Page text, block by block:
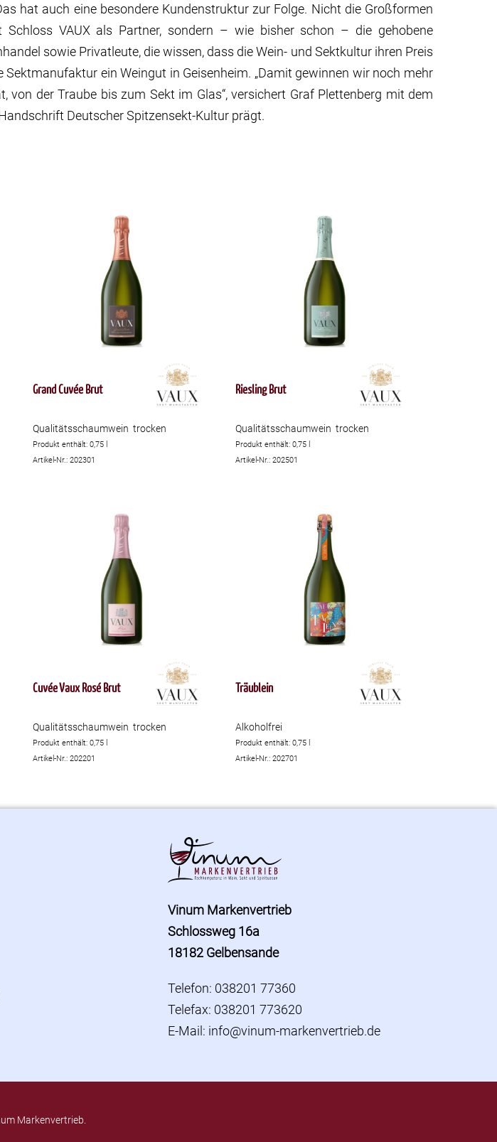
hat auch eine besondere Kundenstruktur zur Folge. Nicht die Großformen
Schloss VAUX als Partner, sondern – wie bisher schon – die gehobene
sowie Privatleute, die wissen, dass die Wein- und Sektkultur ihren Preis
ein Weingut in Geisenheim. „Damit gewinnen wir noch mehr
von der Traube bis zum Sekt im Glas“, versichert Graf Plettenberg mit dem
Deutscher Spitzensekt-Kultur prägt.
Grand Cuvée Brut
Qualitätsschaumwein trocken
Produkt enthält: 0,75
Artikel-Nr.: 202301
Riesling Brut
Qualitätsschaumwein trocken
Produkt enthält: 0,75
Artikel-Nr.: 202501
Cuvée Vaux Rosé Brut
Qualitätsschaumwein trocken
Produkt enthält: 0,75
Artikel-Nr.: 202201
Träublein
Alkoholfrei
Produkt enthält: 0,75
Artikel-Nr.: 202701
Vinum Markenvertrieb
Schlossweg 16a
18182 Gelbensande
Telefon: 038201 77360
Telefax: 038201 773620
E-Mail: info@vinum-markenvertrieb.de
Markenvertrieb.